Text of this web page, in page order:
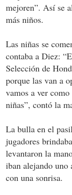
mejoren”. Así se
más niños.
Las niñas se
contaba a Diez:
Selección de
porque las van a
vamos a ver
niñas”, contó la
La bulla en el
jugadores
levantaron la
iban alejando uno
con una sonrisa.